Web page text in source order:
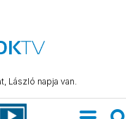
László napja van.